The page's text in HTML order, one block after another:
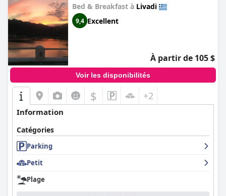
Bed & Breakfast à Livadi
9,4 Excellent
À partir de 105 $
Voir les disponibilités
$ +2
Information
Catégories
Parking
Petit
Plage